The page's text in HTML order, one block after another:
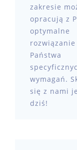
zakresie
opracują z
optymalne
Państwa
wymagań.
się z nami
dziś!